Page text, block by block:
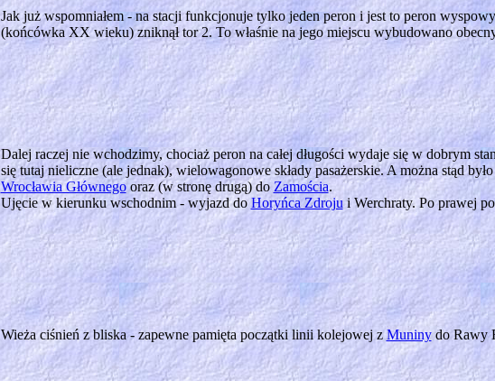
Jak już wspomniałem - na stacji funkcjonuje tylko jeden peron i jest to peron
(końcówka XX wieku) zniknął tor 2. To właśnie na jego miejscu wybudowano
Dalej raczej nie wchodzimy, chociaż peron na całej długości wydaje się w dobrym
się tutaj nieliczne (ale jednak), wielowagonowe składy pasażerskie. A można stąd
Wrocławia Głównegooraz (w stronę drugą) do Zamościa.
Ujęcie w kierunku wschodnim - wyjazd doHoryńca Zdroju i Werchraty. Po prawej
Wieża ciśnień z bliska - zapewne pamięta początki linii kolejowej z Muninydo Rawy